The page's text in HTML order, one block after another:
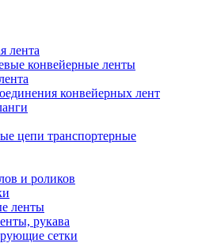
лента
конвейерные ленты
конвейерных лент
цепи транспортерные
и роликов
ленты
рукава
сетки